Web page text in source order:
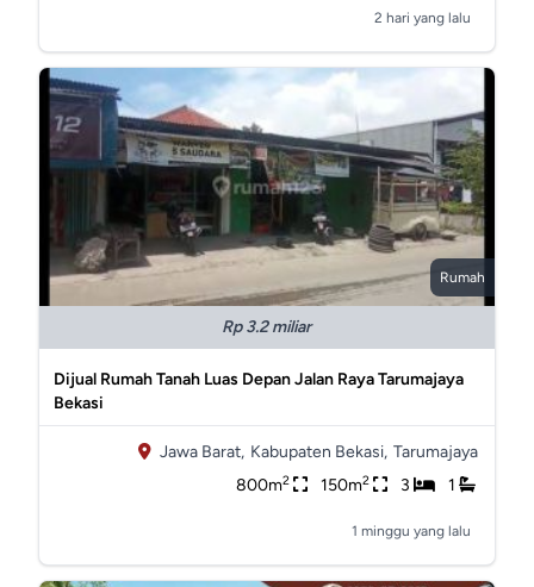
2 hari yang lalu
Rumah
Rp 3.2 miliar
Dijual Rumah Tanah Luas Depan Jalan Raya Tarumajaya
Bekasi
Jawa Barat, Kabupaten Bekasi, Tarumajaya
800m2 150m2 3 1
1 minggu yang lalu